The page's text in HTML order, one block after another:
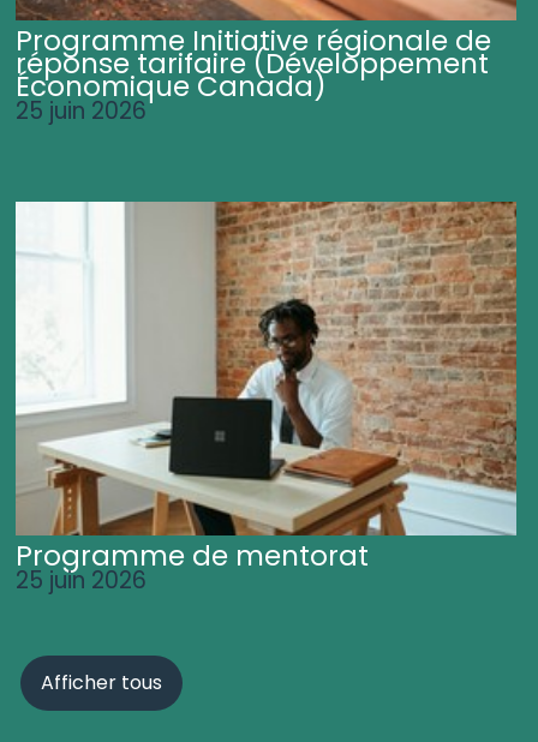
Programme Initiative régionale de
réponse tarifaire (Développement
Économique Canada)
25 juin 2026
Programme de mentorat
25 juin 2026
Afficher tous